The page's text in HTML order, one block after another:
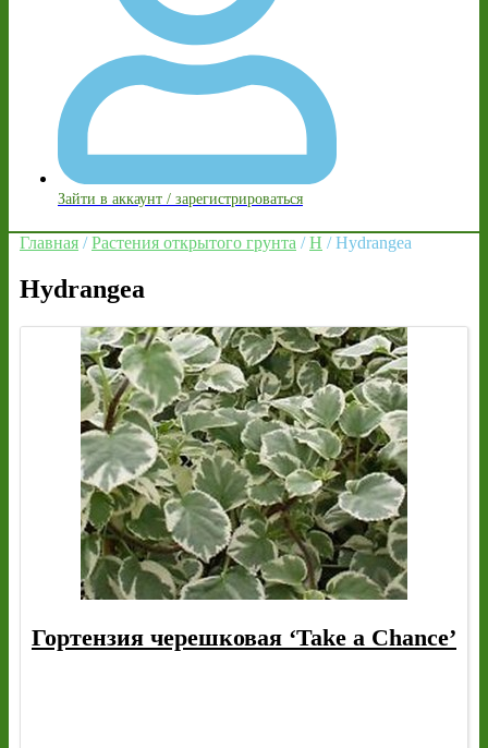
Зайти в аккаунт / зарегистрироваться
Главная /Растения открытого грунта /H / Hydrangea
Hydrangea
Гортензия черешковая ‘Take a Chance’